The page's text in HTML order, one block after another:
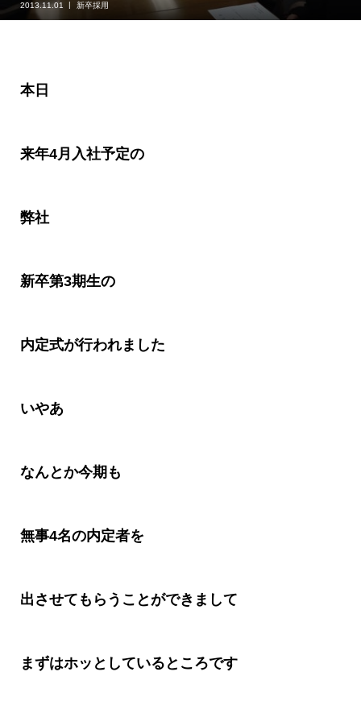
2013.11.01 新卒採用
本日
来年4月入社予定の
弊社
新卒第3期生の
内定式が行われました
いやあ
なんとか今期も
無事4名の内定者を
出させてもらうことができまして
まずはホッとしているところです